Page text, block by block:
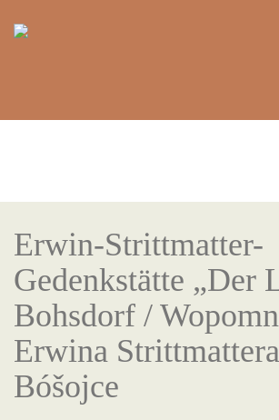
Erwin-Strittmatter-
Gedenkstätte „Der
Bohsdorf /
Erwina
Bóšojce